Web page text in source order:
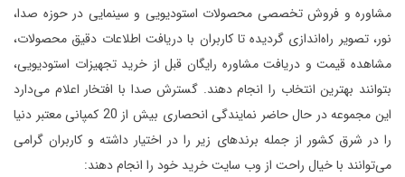
مشاوره و فروش تخصصی محصولات استودیویی و سینمایی در حوزه صدا،
نور، تصویر راه‌اندازی گردیده تا کاربران با دریافت اطلاعات دقیق محصولات،
مشاهده قیمت و دریافت مشاوره رایگان قبل از خرید تجهیزات استودیویی،
بتوانند بهترین انتخاب را انجام دهند. گسترش صدا با افتخار اعلام می‌دارد
این مجموعه در حال حاضر نمایندگی انحصاری بیش از 20 کمپانی معتبر دنیا
را در شرق کشور از جمله برندهای زیر را در اختیار داشته و کاربران گرامی
می‌توانند با خیال راحت از وب سایت خرید خود را انجام دهند: